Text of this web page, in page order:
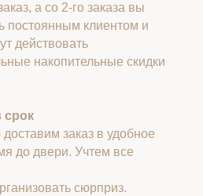
а со 2-го заказа вы
постоянным клиентом и
действовать
накопительные скидки
срок
заказ в удобное
до двери. Учтем все
сюрприз.